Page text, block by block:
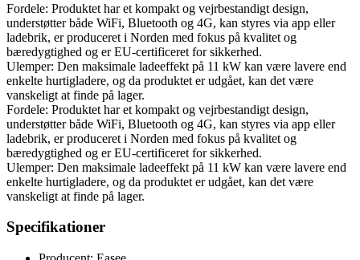
Fordele: Produktet har et kompakt og vejrbestandigt design,
understøtter både WiFi, Bluetooth og 4G, kan styres via app eller
ladebrik, er produceret i Norden med fokus på kvalitet og
bæredygtighed og er EU-certificeret for sikkerhed.
Ulemper: Den maksimale ladeeffekt på 11 kW kan være lavere end
enkelte hurtigladere, og da produktet er udgået, kan det være
vanskeligt at finde på lager.
Fordele: Produktet har et kompakt og vejrbestandigt design,
understøtter både WiFi, Bluetooth og 4G, kan styres via app eller
ladebrik, er produceret i Norden med fokus på kvalitet og
bæredygtighed og er EU-certificeret for sikkerhed.
Ulemper: Den maksimale ladeeffekt på 11 kW kan være lavere end
enkelte hurtigladere, og da produktet er udgået, kan det være
vanskeligt at finde på lager.
Specifikationer